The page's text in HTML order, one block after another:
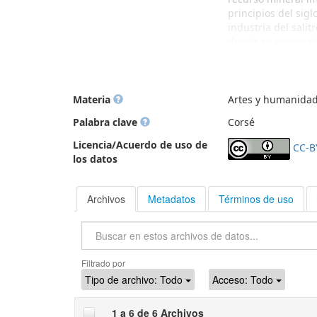
principios del
industria del
crisis del salitre
fueron
histórico y han
quienes
conocidos como
solo servían
bienestar y la
25)
Materia
Artes y
Palabra clave
Corsé
Licencia/Acuerdo de uso de
los datos
CC-
Archivos Metadatos Términos de uso
Filtrado por
Tipo de archivo: Todo Acceso: Todo
1 a 6 de 6 Archivos